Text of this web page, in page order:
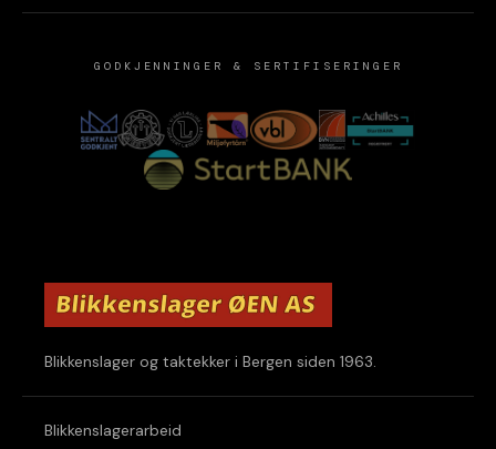
GODKJENNINGER & SERTIFISERINGER
Blikkenslager og taktekker i Bergen siden 1963.
Blikkenslagerarbeid